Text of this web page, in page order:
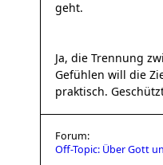
geht.
Ja, die Trennung
Gefühlen will die
praktisch.
Forum:
Off-Topic: Über Gott